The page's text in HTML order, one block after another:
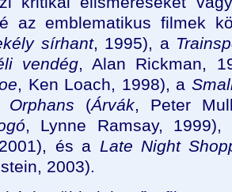
az emblematikus filmek
sírhant, 1995), a
vendég, Alan Rickman,
, Ken Loach, 1998), a
Orphans (Árvák, Peter
, Lynne Ramsay,
és a Late Night
2003).